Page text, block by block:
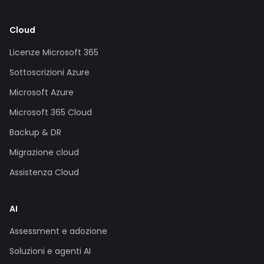
Cloud
Licenze Microsoft 365
Sottoscrizioni Azure
Microsoft Azure
Microsoft 365 Cloud
Backup & DR
Migrazione cloud
Assistenza Cloud
AI
Assessment e adozione
Soluzioni e agenti AI